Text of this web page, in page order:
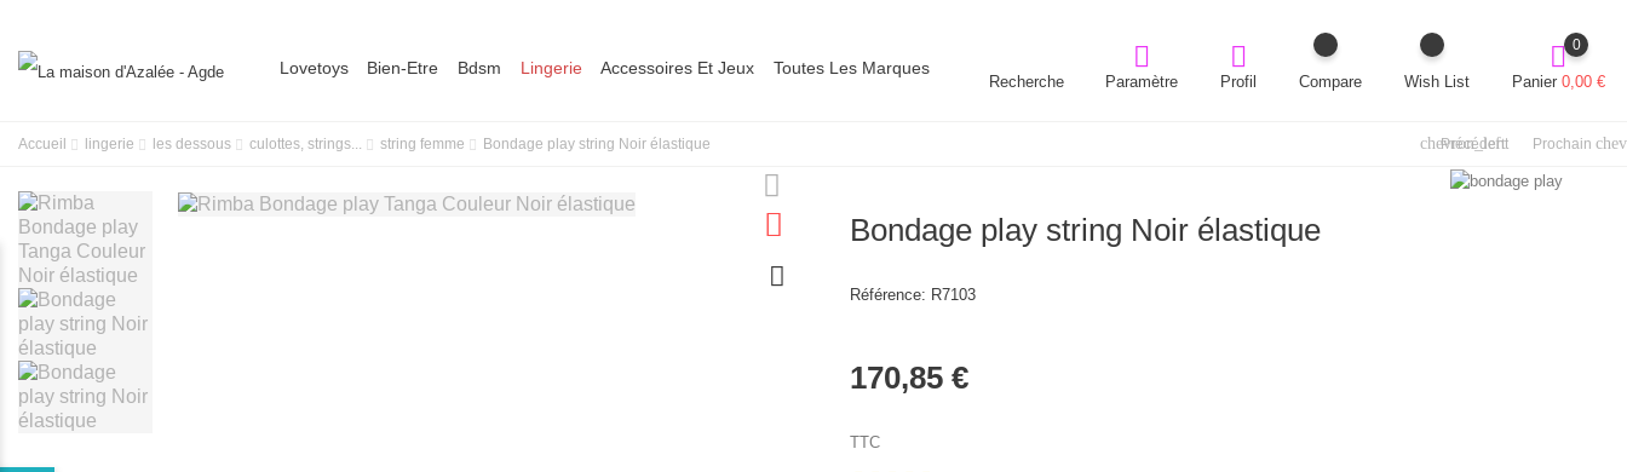
Lovetoys Bien-Etre Bdsm Lingerie Accessoires Et Jeux Toutes Les Marques
Recherche Paramètre Profil Compare Wish List
0
Panier 0,00 €
Accueil lingerie les dessous culottes, strings... string femme Bondage play string Noir élastique chevron_left
Précédent Prochain
Bondage play string Noir élastique
Référence: R7103
170,85 €
TTC